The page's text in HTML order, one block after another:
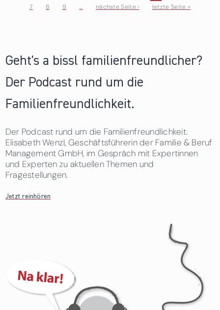
Seiten
7
8 9 … nächste Seite › letzte Seite »
Geht's a bissl familienfreundlicher?
Der Podcast rund um die
Familienfreundlichkeit.
Der Podcast rund um die Familienfreundlichkeit.
Elisabeth Wenzl, Geschäftsführerin der Familie & Beruf
Management GmbH, im Gespräch mit Expertinnen
und Experten zu aktuellen Themen und
Fragestellungen.
Jetzt reinhören